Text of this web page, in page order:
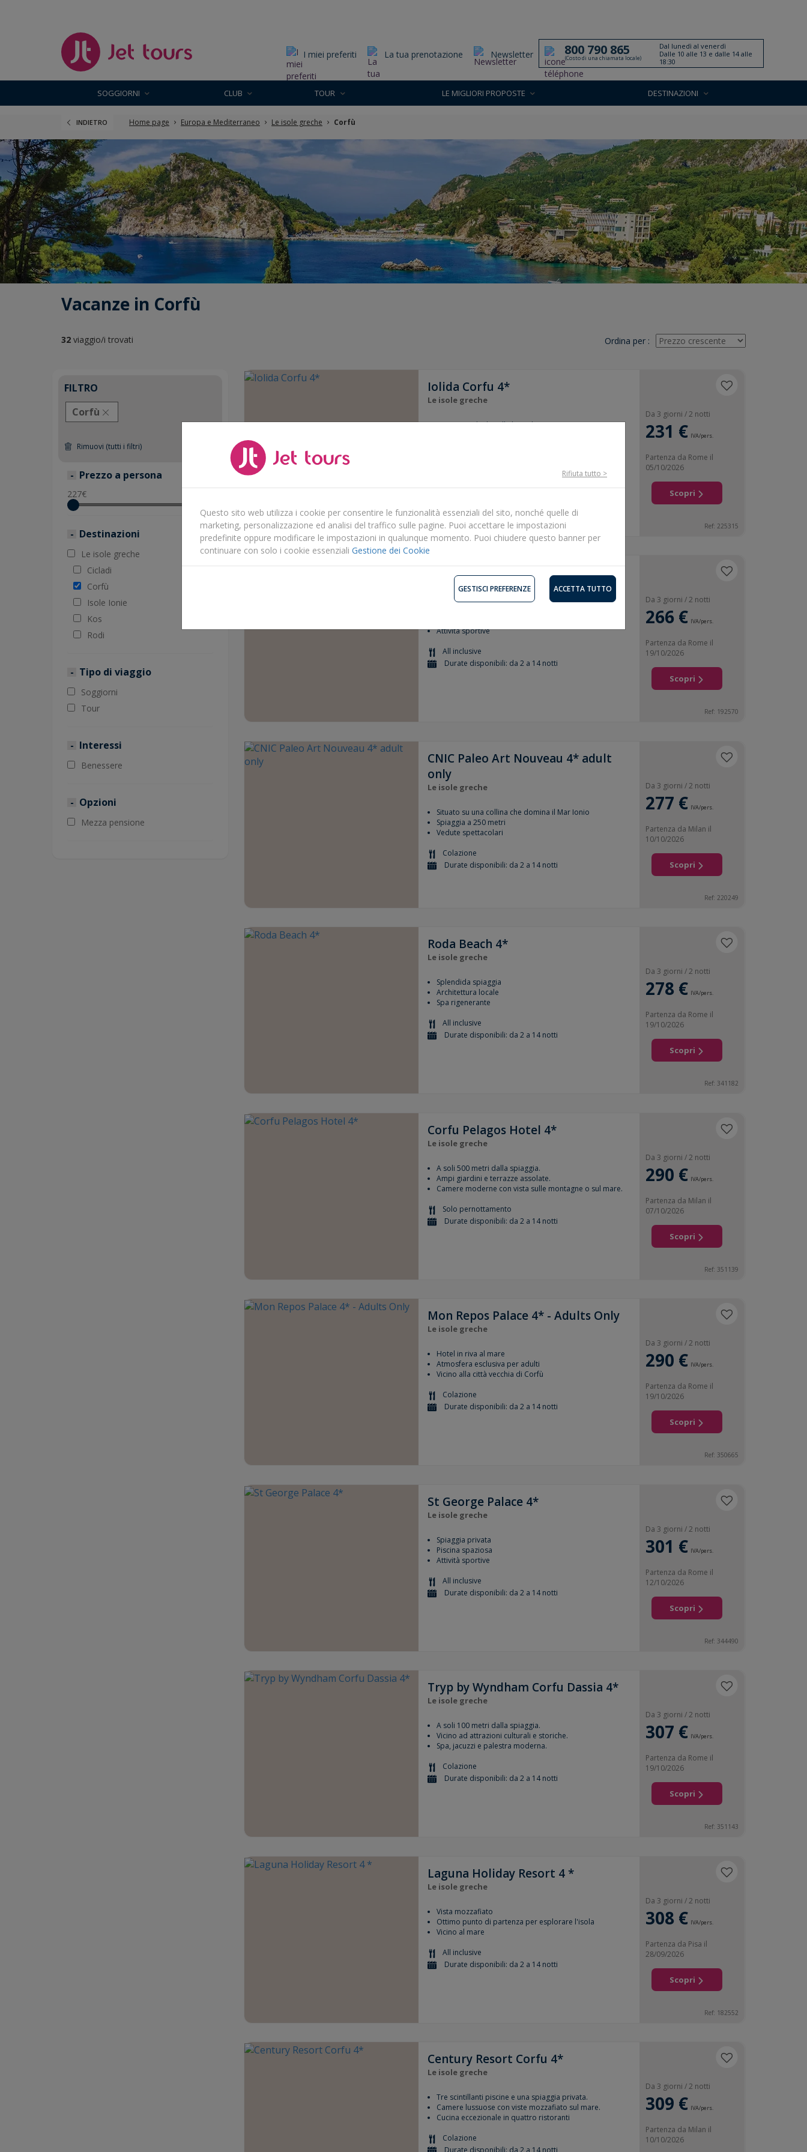
I miei preferiti La tua prenotazione Newsletter 800 790 865
(Costo di una chiamata locale)
Dal lunedì al venerdì
Dalle 10 alle 13 e dalle 14 alle
18:30
SOGGIORNI CLUB TOUR LE MIGLIORI PROPOSTE DESTINAZIONI
INDIETRO Home page Europa e Mediterraneo Le isole greche Corfù
Vacanze in Corfù
32 viaggio/i trovati Ordina per :
FILTRO
Corfù
Rimuovi (tutti i filtri)
Prezzo a persona
227€
Destinazioni
Le isole greche
Cicladi
Corfù
Isole Ionie
Kos
Rodi
Tipo di viaggio
Soggiorni
Tour
Interessi
Benessere
Opzioni
Mezza pensione
Iolida Corfu 4*
Le isole greche
Posizione ideale sulla baia di Dassia
Da 3 giorni / 2 notti
231 € IVA/pers.
Partenza da Rome il
05/10/2026
Scopri
Ref: 225315
Mareblue Beach 4*
Le isole greche
Attività sportive
All inclusive
Durate disponibili: da 2 a 14 notti
Da 3 giorni / 2 notti
266 € IVA/pers.
Partenza da Rome il
19/10/2026
Scopri
Ref: 192570
CNIC Paleo Art Nouveau 4* adult
only
Le isole greche
Situato su una collina che domina il Mar Ionio
Spiaggia a 250 metri
Vedute spettacolari
Colazione
Durate disponibili: da 2 a 14 notti
Da 3 giorni / 2 notti
277 € IVA/pers.
Partenza da Milan il
10/10/2026
Scopri
Ref: 220249
Roda Beach 4*
Le isole greche
Splendida spiaggia
Architettura locale
Spa rigenerante
All inclusive
Durate disponibili: da 2 a 14 notti
Da 3 giorni / 2 notti
278 € IVA/pers.
Partenza da Rome il
19/10/2026
Scopri
Ref: 341182
Corfu Pelagos Hotel 4*
Le isole greche
A soli 500 metri dalla spiaggia.
Ampi giardini e terrazze assolate.
Camere moderne con vista sulle montagne o sul mare.
Solo pernottamento
Durate disponibili: da 2 a 14 notti
Da 3 giorni / 2 notti
290 € IVA/pers.
Partenza da Milan il
07/10/2026
Scopri
Ref: 351139
Mon Repos Palace 4* - Adults Only
Le isole greche
Hotel in riva al mare
Atmosfera esclusiva per adulti
Vicino alla città vecchia di Corfù
Colazione
Durate disponibili: da 2 a 14 notti
Da 3 giorni / 2 notti
290 € IVA/pers.
Partenza da Rome il
19/10/2026
Scopri
Ref: 350665
St George Palace 4*
Le isole greche
Spiaggia privata
Piscina spaziosa
Attività sportive
All inclusive
Durate disponibili: da 2 a 14 notti
Da 3 giorni / 2 notti
301 € IVA/pers.
Partenza da Rome il
12/10/2026
Scopri
Ref: 344490
Tryp by Wyndham Corfu Dassia 4*
Le isole greche
A soli 100 metri dalla spiaggia.
Vicino ad attrazioni culturali e storiche.
Spa, jacuzzi e palestra moderna.
Colazione
Durate disponibili: da 2 a 14 notti
Da 3 giorni / 2 notti
307 € IVA/pers.
Partenza da Rome il
19/10/2026
Scopri
Ref: 351143
Laguna Holiday Resort 4 *
Le isole greche
Vista mozzafiato
Ottimo punto di partenza per esplorare l'isola
Vicino al mare
All inclusive
Durate disponibili: da 2 a 14 notti
Da 3 giorni / 2 notti
308 € IVA/pers.
Partenza da Pisa il
28/09/2026
Scopri
Ref: 182552
Century Resort Corfu 4*
Le isole greche
Tre scintillanti piscine e una spiaggia privata.
Camere lussuose con viste mozzafiato sul mare.
Cucina eccezionale in quattro ristoranti
Colazione
Durate disponibili: da 2 a 14 notti
Da 3 giorni / 2 notti
309 € IVA/pers.
Partenza da Milan il
10/10/2026
Rifiuta tutto >
Questo sito web utilizza i cookie per consentire le funzionalità essenziali del sito, nonché quelle di
marketing, personalizzazione ed analisi del traffico sulle pagine. Puoi accettare le impostazioni
predefinite oppure modificare le impostazioni in qualunque momento. Puoi chiudere questo banner per
continuare con solo i cookie essenziali Gestione dei Cookie
GESTISCI PREFERENZE ACCETTA TUTTO